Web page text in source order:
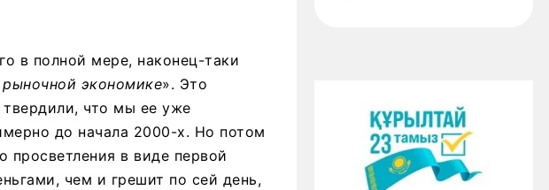
в полной мере, наконец-таки
экономике». Это
что мы ее уже
до начала 2000-х. Но потом
просветления в виде первой
чем и грешит по сей день,